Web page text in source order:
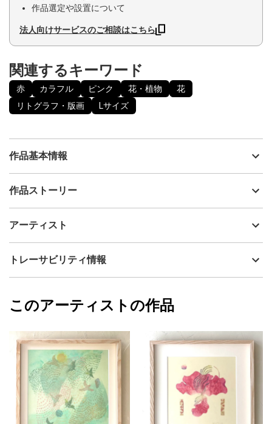
作品選定や設置について
法人向けサービスのご相談はこちら
関連するキーワード
赤 カラフル ピンク 花・植物
花
リトグラフ・版画
Lサイズ
作品基本情報
出品者
制作年
リトグラフ・版画
カラー
赤
ジャンル
花・植物
配送目安
二週間以内
作品ストーリー
暖かな手漉き和紙に広げた暖色系のハートフルな作品です。
◻︎画材(木版、水干絵具、岩絵具、和紙)
◻︎マット付き
◻︎重量：1.7kg
アーティスト
眞野あゆな / Ayuna Mano
フォローする
トレーサビリティ情報
眞野あゆな / Ayuna Mano
このアーティストの作品